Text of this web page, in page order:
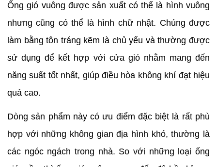
Ống gió vuông được sản xuất có thể là hình vuông
nhưng cũng có thể là hình chữ nhật. Chúng được
làm bằng tôn tráng kẽm là chủ yếu và thường được
sử dụng để kết hợp với cửa gió nhằm mang đến
năng suất tốt nhất, giúp điều hòa không khí đạt hiệu
quả cao.
Dòng sản phẩm này có ưu điểm đặc biệt là rất phù
hợp với những không gian địa hình khó, thường là
các ngóc ngách trong nhà. So với những loại ống